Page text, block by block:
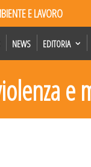
E LAVORO
NEWS EDITORIA
e